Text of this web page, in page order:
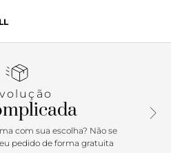
tem que ter! O salto
acabamento metalizado
de fivela com a
com sua escolha? Não se
pedido de forma gratuita